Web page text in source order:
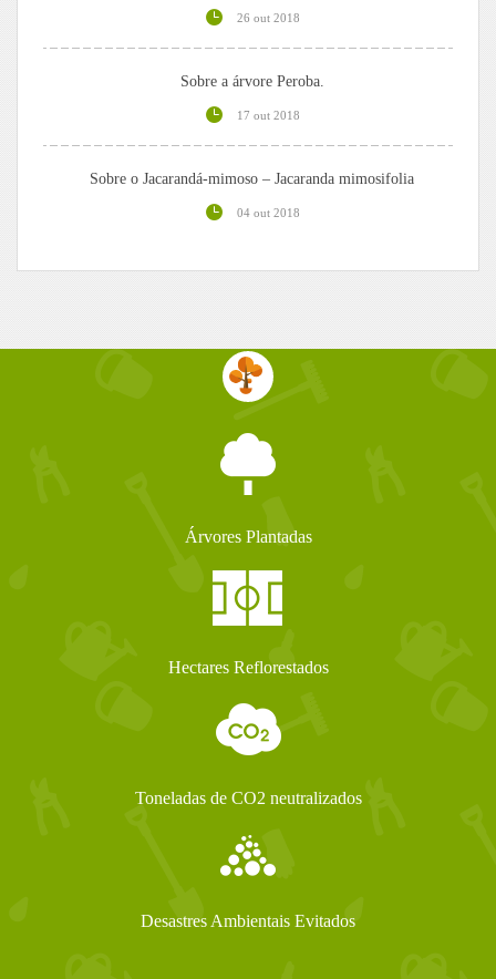
26 out 2018
Sobre a árvore Peroba.
17 out 2018
Sobre o Jacarandá-mimoso – Jacaranda mimosifolia
04 out 2018
Árvores Plantadas
Hectares Reflorestados
Toneladas de CO2 neutralizados
Desastres Ambientais Evitados